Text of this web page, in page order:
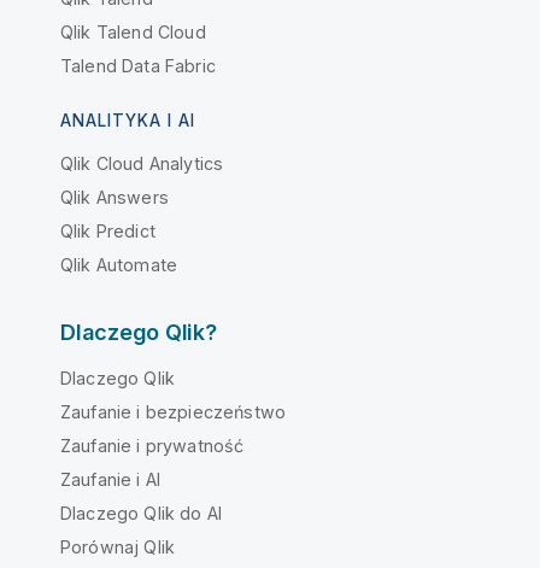
Qlik Talend Cloud
Talend Data Fabric
ANALITYKA I AI
Qlik Cloud Analytics
Qlik Answers
Qlik Predict
Qlik Automate
Dlaczego Qlik?
Dlaczego Qlik
Zaufanie i bezpieczeństwo
Zaufanie i prywatność
Zaufanie i AI
Dlaczego Qlik do AI
Porównaj Qlik